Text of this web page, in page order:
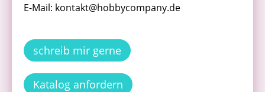
E-Mail: kontakt@hobbycompany.de
schreib mir gerne
Katalog anfordern